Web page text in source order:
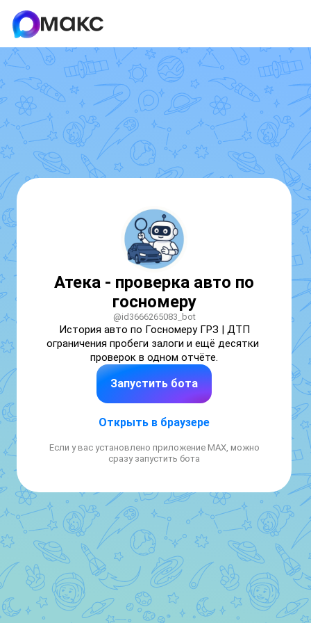
Атека - проверка авто по
госномеру
@id3666265083_bot
История авто по Госномеру ГРЗ | ДТП
ограничения пробеги залоги и ещё десятки
проверок в одном отчёте.
Запустить бота
Открыть в браузере
Если у вас установлено приложение MAX, можно
сразу запустить бота